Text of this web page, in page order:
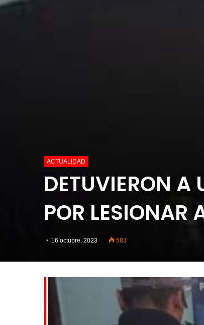
ACTUALIDAD
DETUVIERON A
POR LESIONAR
16 octubre, 2023 583